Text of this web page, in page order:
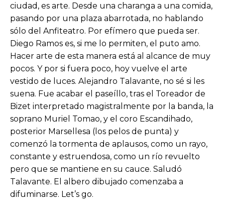
ciudad, es arte. Desde una charanga a una comida,
pasando por una plaza abarrotada, no hablando
sólo del Anfiteatro. Por efímero que pueda ser.
Diego Ramos es, si me lo permiten, el puto amo.
Hacer arte de esta manera está al alcance de muy
pocos. Y por si fuera poco, hoy vuelve el arte
vestido de luces. Alejandro Talavante, no sé si les
suena. Fue acabar el paseíllo, tras el Toreador de
Bizet interpretado magistralmente por la banda, la
soprano Muriel Tomao, y el coro Escandihado,
posterior Marsellesa (los pelos de punta) y
comenzó la tormenta de aplausos, como un rayo,
constante y estruendosa, como un río revuelto
pero que se mantiene en su cauce. Saludó
Talavante. El albero dibujado comenzaba a
difuminarse. Let’s go.